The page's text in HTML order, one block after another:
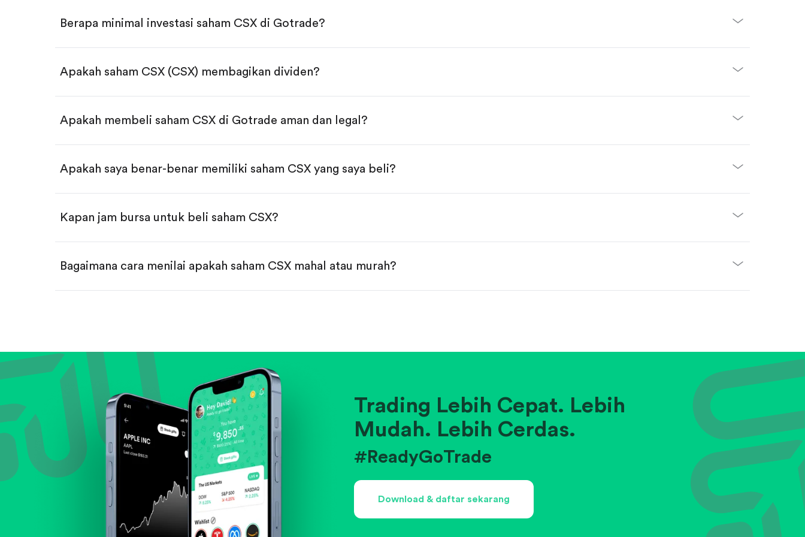
Download aplikasi Gotrade di App Store atau Play Store.
Buka akun dan selesaikan KYC.
Cari kode "CSX", lalu klik "Trade".
Masukkan jumlah saham yang akan dibeli, terdapat dua pilihan:
Beli saham CSX per jumlah saham.
Beli saham secara fractional dalam jumlah dollar, bisa mulai dari $1.
Berapa minimal investasi saham CSX di Gotrade?
Apakah saham CSX (CSX) membagikan dividen?
Apakah membeli saham CSX di Gotrade aman dan legal?
Apakah saya benar-benar memiliki saham CSX yang saya beli?
Kapan jam bursa untuk beli saham CSX?
Bagaimana cara menilai apakah saham CSX mahal atau murah?
Evaluasi prospek bisnis dan posisi perusahaan di industrinya.
Trading Lebih Cepat. Lebih
Mudah. Lebih Cerdas.
#ReadyGoTrade
Download & daftar sekarang